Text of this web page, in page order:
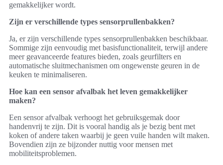
gemakkelijker wordt.
Zijn er verschillende types sensorprullenbakken?
Ja, er zijn verschillende types sensorprullenbakken beschikbaar.
Sommige zijn eenvoudig met basisfunctionaliteit, terwijl andere
meer geavanceerde features bieden, zoals geurfilters en
automatische sluitmechanismen om ongewenste geuren in de
keuken te minimaliseren.
Hoe kan een sensor afvalbak het leven gemakkelijker
maken?
Een sensor afvalbak verhoogt het gebruiksgemak door
handenvrij te zijn. Dit is vooral handig als je bezig bent met
koken of andere taken waarbij je geen vuile handen wilt maken.
Bovendien zijn ze bijzonder nuttig voor mensen met
mobiliteitsproblemen.